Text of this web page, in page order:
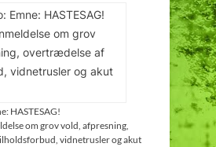
HASTESAG!
om grov vold, afpresning,
vidnetrusler og akut